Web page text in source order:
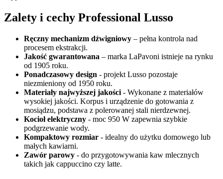
Zalety i cechy Professional Lusso
Ręczny mechanizm dźwigniowy – pełna kontrola nad
procesem ekstrakcji.
Jakość gwarantowana – marka LaPavoni istnieje na rynku
od 1905 roku.
Ponadczasowy design - projekt Lusso pozostaje
niezmieniony od 1950 roku.
Materiały najwyższej jakości - Wykonane z materiałów
wysokiej jakości. Korpus i urządzenie do gotowania z
mosiądzu, podstawa z polerowanej stali nierdzewnej.
Kocioł elektryczny - moc 950 W zapewnia szybkie
podgrzewanie wody.
Kompaktowy rozmiar - idealny do użytku domowego lub
małych kawiarni.
Zawór parowy - do przygotowywania kaw mlecznych
takich jak cappuccino czy latte.